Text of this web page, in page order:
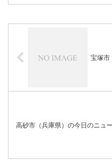
宝塚市
高砂市（兵庫県）の今日のニュ